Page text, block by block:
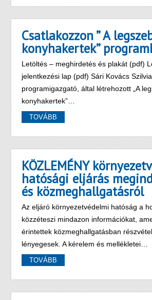
Csatlakozzon ” A
konyhakertek”
Letöltés – meghirdetés és plakát (pdf)
jelentkezési lap (pdf) Sári Kovács
programigazgató, által létrehozott „A
konyhakertek”…
TOVÁBB
KÖZLEMÉNY
hatósági eljárás
és közmeghallgatásról
Az eljáró környezetvédelmi hatóság a
közzéteszi mindazon információkat,
érintettek közmeghallgatásban
lényegesek. A kérelem és mellékletei…
TOVÁBB